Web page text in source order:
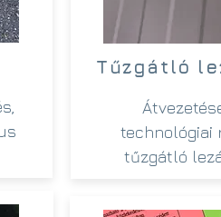
technológiai
tűzgátló
Tűzgátló